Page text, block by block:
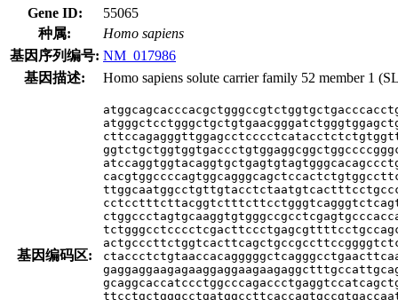
Gene ID:
55065
种属:
Homo sapiens
基因序列编号: NM_017986
基因描述:
Homo sapiens solute carrier family 52 member 1
基因编码区: